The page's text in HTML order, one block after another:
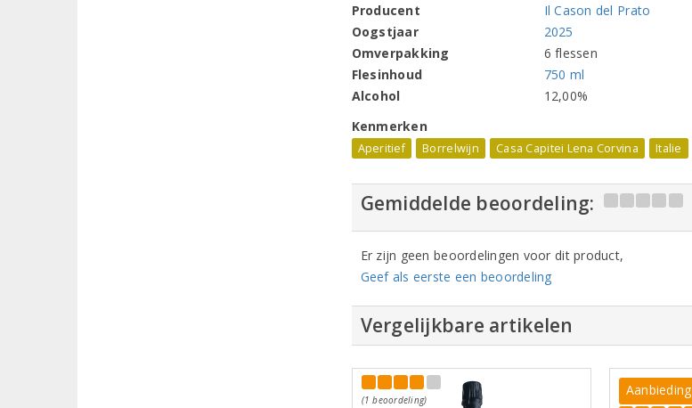
Producent
Il Cason del Prato
Oogstjaar
2025
Omverpakking
6 flessen
Flesinhoud
750 ml
Alcohol
12,00%
Kenmerken
Aperitief Borrelwijn Casa Capitei Lena Corvina Italie
Gemiddelde beoordeling:
Er zijn geen beoordelingen voor dit product,
Geef als eerste een beoordeling
Vergelijkbare artikelen
(1 beoordeling)
Aanbieding